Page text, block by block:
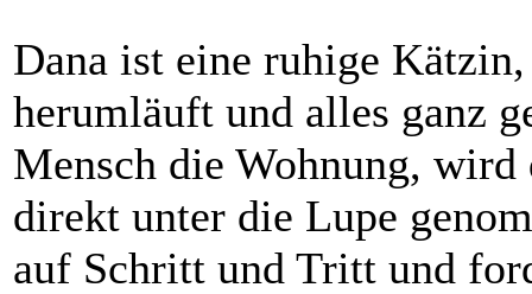
Dana ist eine ruhige
herumläuft und alles ganz
Mensch die Wohnung,
direkt unter die Lupe
auf Schritt und Tritt und